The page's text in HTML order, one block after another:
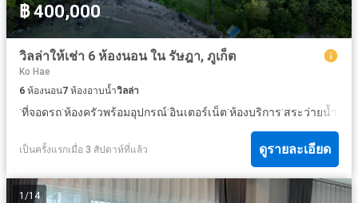
฿ 400,000
วิลล่าให้เช่า 6 ห้องนอน ใน รัษฎา, ภูเก็ต
Ko Hae
6 ห้องนอน7 ห้องอาบน้ำวิลล่า
·ที่จอดรถ·ห้องครัวพร้อมอุปกรณ์·อินเตอร์เน็ต·ห้องบริการ·สระว่ายน้ำ
เป็นครั้งแรกเมื่อ 3 สัปดาห์ที่แล้ว ดูรายละเอียด
1 /14